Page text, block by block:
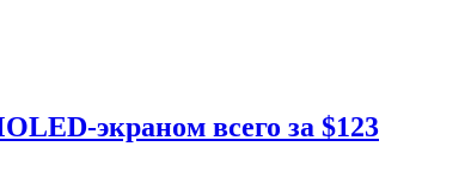
экраном всего за $123